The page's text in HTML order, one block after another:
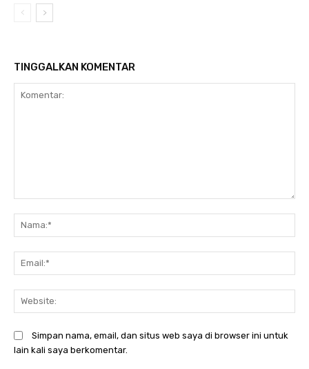
TINGGALKAN KOMENTAR
Simpan nama, email, dan situs web saya di browser ini untuk
lain kali saya berkomentar.